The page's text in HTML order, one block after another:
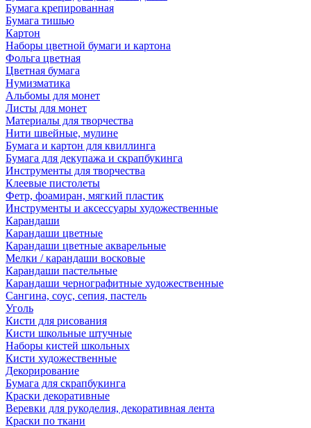
Бумага крепированная
Бумага тишью
Картон
Наборы цветной бумаги и картона
Фольга цветная
Цветная бумага
Нумизматика
Альбомы для монет
Листы для монет
Материалы для творчества
Нити швейные, мулине
Бумага и картон для квиллинга
Бумага для декупажа и скрапбукинга
Инструменты для творчества
Клеевые пистолеты
Фетр, фоамиран, мягкий пластик
Инструменты и аксессуары художественные
Карандаши
Карандаши цветные
Карандаши цветные акварельные
Мелки / карандаши восковые
Карандаши пастельные
Карандаши чернографитные художественные
Сангина, соус, сепия, пастель
Уголь
Кисти для рисования
Кисти школьные штучные
Наборы кистей школьных
Кисти художественные
Декорирование
Бумага для скрапбукинга
Краски декоративные
Веревки для рукоделия, декоративная лента
Краски по ткани